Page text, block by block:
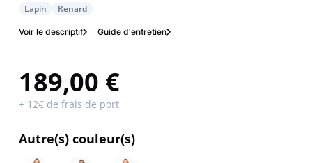
Lapin Renard
Voir le descriptif Guide d'entretien
189,00 €
+ 12€ de frais de port
Autre(s) couleur(s)